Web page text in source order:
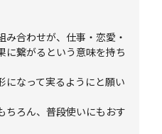
み合わせが、仕事・恋愛・
に繋がるという意味を持ち
になって実るようにと願い
ちろん、普段使いにもおす